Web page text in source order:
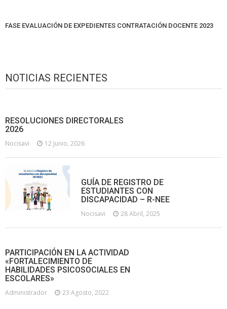
FASE EVALUACIÓN DE EXPEDIENTES CONTRATACIÓN DOCENTE 2023
NOTICIAS RECIENTES
RESOLUCIONES DIRECTORALES
2026
Nocisavi 12 Junio, 2026
GUÍA DE REGISTRO DE
ESTUDIANTES CON
DISCAPACIDAD – R-NEE
Nocisavi 28 Abril, 2025
PARTICIPACIÓN EN LA ACTIVIDAD
«FORTALECIMIENTO DE
HABILIDADES PSICOSOCIALES EN
ESCOLARES»
Administrador 23 Agosto, 2022